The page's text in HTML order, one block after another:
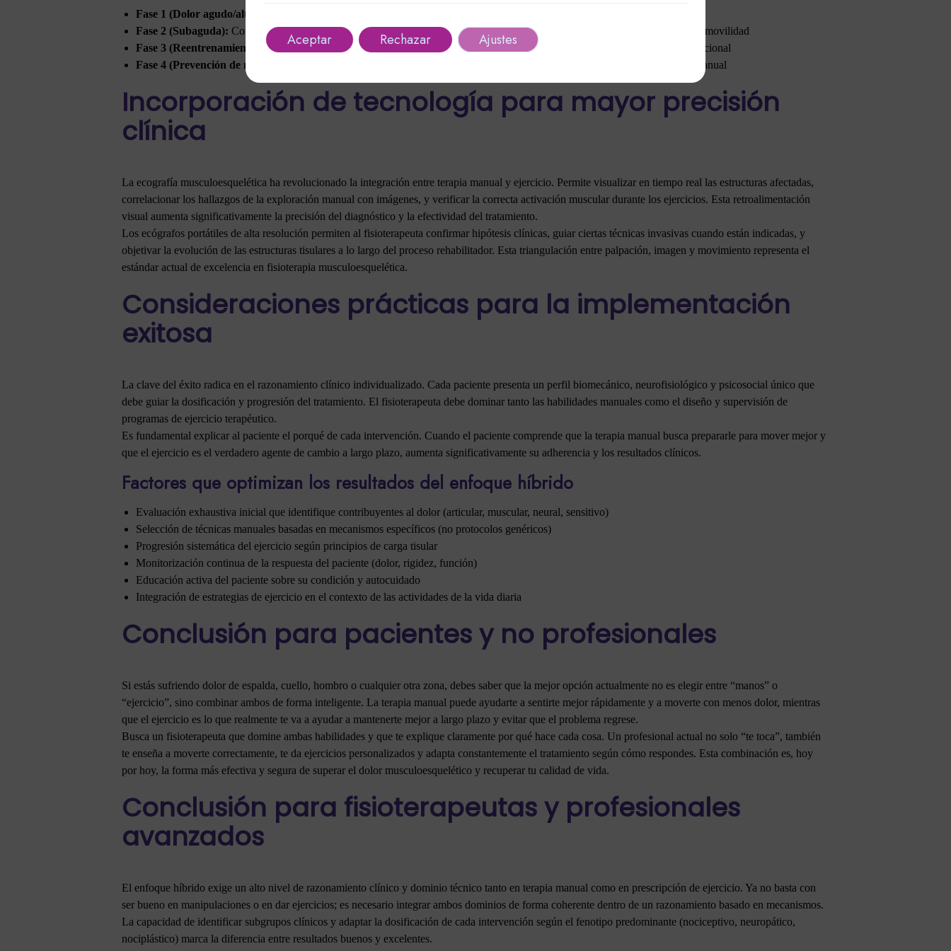
Fase 1 (Dolor agudo/alto):
Fase 2 (Subaguda): Combinación equilibrada de técnicas manuales específicas + introducción de ejercicios de control motor y movilidad
Fase 3 (Reentrenamiento funcional):Reducción progresiva de terapia manual + énfasis en ejercicio de carga progresiva y funcional
Fase 4 (Prevención de recurrencias):
Ejercicio terapéutico como base principal con ocasionales sesiones de mantenimiento manual
Incorporación de tecnología para mayor precisión
clínica
La ecografía musculoesquelética ha revolucionado la integración entre terapia manual y ejercicio. Permite visualizar en tiempo real las estructuras afectadas,
correlacionar los hallazgos de la exploración manual con imágenes, y verificar la correcta activación muscular durante los ejercicios. Esta retroalimentación
visual aumenta significativamente la precisión del diagnóstico y la efectividad del tratamiento.
Los ecógrafos portátiles de alta resolución permiten al fisioterapeuta confirmar hipótesis clínicas, guiar ciertas técnicas invasivas cuando están indicadas, y
objetivar la evolución de las estructuras tisulares a lo largo del proceso rehabilitador. Esta triangulación entre palpación, imagen y movimiento representa el
estándar actual de excelencia en fisioterapia musculoesquelética.
Consideraciones prácticas para la implementación
exitosa
La clave del éxito radica en el razonamiento clínico individualizado. Cada paciente presenta un perfil biomecánico, neurofisiológico y psicosocial único que
debe guiar la dosificación y progresión del tratamiento. El fisioterapeuta debe dominar tanto las habilidades manuales como el diseño y supervisión de
programas de ejercicio terapéutico.
Es fundamental explicar al paciente el porqué de cada intervención. Cuando el paciente comprende que la terapia manual busca prepararle para mover mejor y
que el ejercicio es el verdadero agente de cambio a largo plazo, aumenta significativamente su adherencia y los resultados clínicos.
Factores que optimizan los resultados del enfoque híbrido
Evaluación exhaustiva inicial que identifique contribuyentes al dolor (articular, muscular, neural, sensitivo)
Selección de técnicas manuales basadas en mecanismos específicos (no protocolos genéricos)
Progresión sistemática del ejercicio según principios de carga tisular
Monitorización continua de la respuesta del paciente (dolor, rigidez, función)
Educación activa del paciente sobre su condición y autocuidado
Integración de estrategias de ejercicio en el contexto de las actividades de la vida diaria
Conclusión para pacientes y no profesionales
Si estás sufriendo dolor de espalda, cuello, hombro o cualquier otra zona, debes saber que la mejor opción actualmente no es elegir entre “manos” o
“ejercicio”, sino combinar ambos de forma inteligente. La terapia manual puede ayudarte a sentirte mejor rápidamente y a moverte con menos dolor, mientras
que el ejercicio es lo que realmente te va a ayudar a mantenerte mejor a largo plazo y evitar que el problema regrese.
Busca un fisioterapeuta que domine ambas habilidades y que te explique claramente por qué hace cada cosa. Un profesional actual no solo “te toca”, también
te enseña a moverte correctamente, te da ejercicios personalizados y adapta constantemente el tratamiento según cómo respondes. Esta combinación es, hoy
por hoy, la forma más efectiva y segura de superar el dolor musculoesquelético y recuperar tu calidad de vida.
Conclusión para fisioterapeutas y profesionales
avanzados
El enfoque híbrido exige un alto nivel de razonamiento clínico y dominio técnico tanto en terapia manual como en prescripción de ejercicio. Ya no basta con
ser bueno en manipulaciones o en dar ejercicios; es necesario integrar ambos dominios de forma coherente dentro de un razonamiento basado en mecanismos.
La capacidad de identificar subgrupos clínicos y adaptar la dosificación de cada intervención según el fenotipo predominante (nociceptivo, neuropático,
nociplástico) marca la diferencia entre resultados buenos y excelentes.
Aceptar Rechazar Ajustes